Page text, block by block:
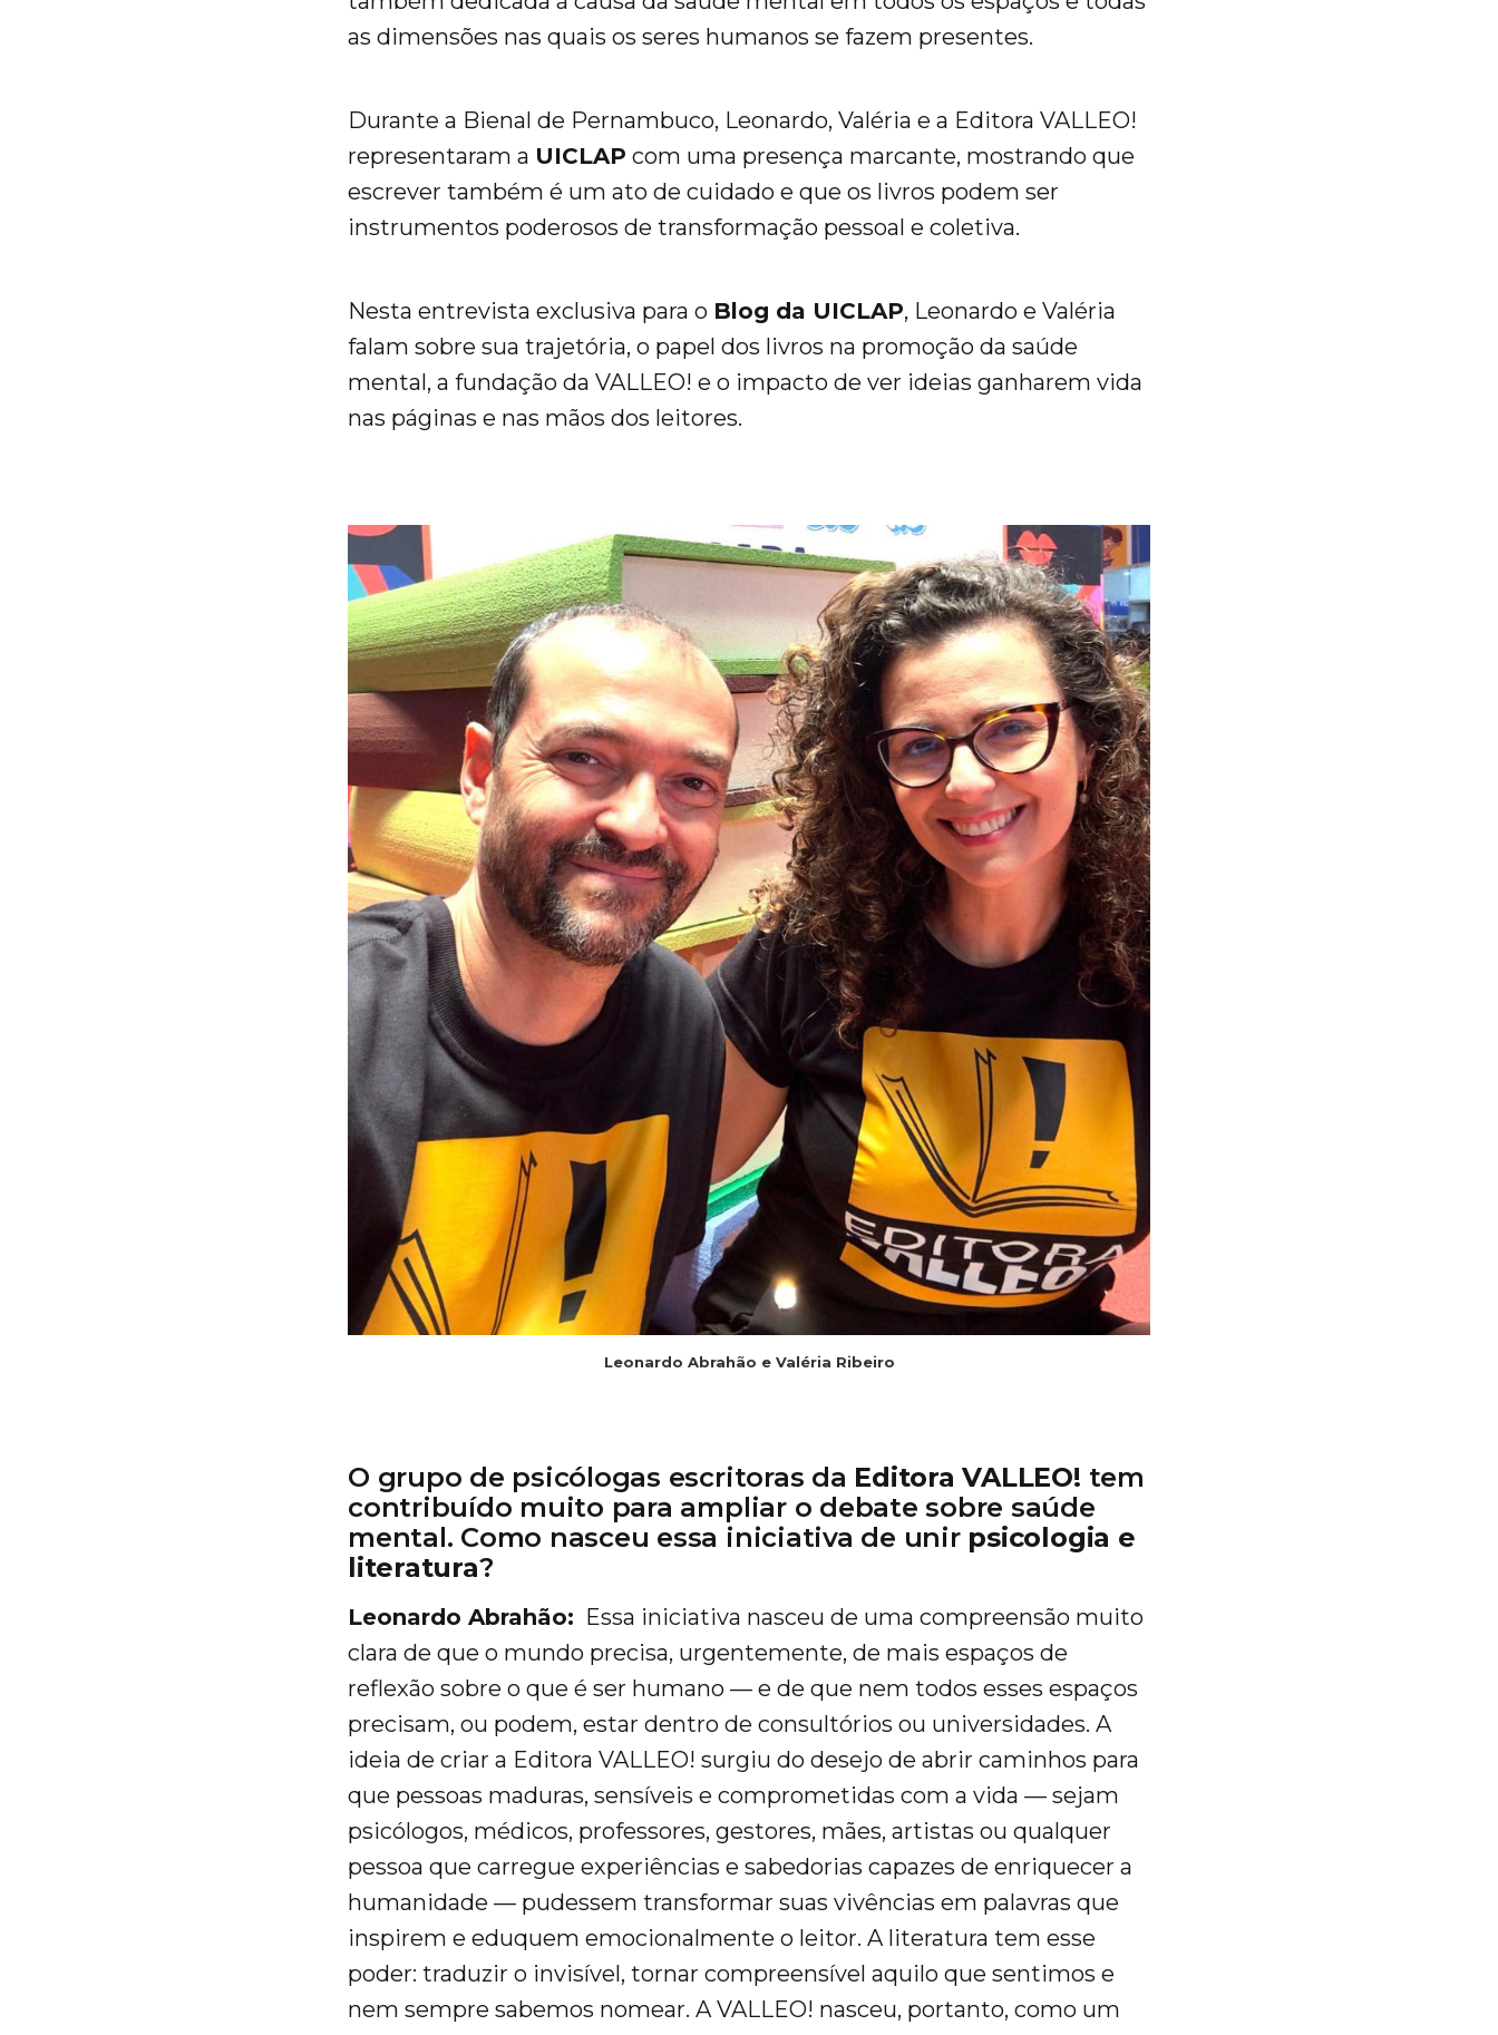
as dimensões nas quais os seres humanos se fazem presentes.
Durante a Bienal de Pernambuco, Leonardo, Valéria e a Editora VALLEO!
representaram a UICLAP com uma presença marcante, mostrando que
escrever também é um ato de cuidado e que os livros podem ser
instrumentos poderosos de transformação pessoal e coletiva.
Nesta entrevista exclusiva para o Blog da UICLAP, Leonardo e Valéria
falam sobre sua trajetória, o papel dos livros na promoção da saúde
mental, a fundação da VALLEO! e o impacto de ver ideias ganharem vida
nas páginas e nas mãos dos leitores.
Leonardo Abrahão e Valéria Ribeiro
O grupo de psicólogas escritoras da Editora VALLEO! tem
contribuído muito para ampliar o debate sobre saúde
mental. Como nasceu essa iniciativa de unir psicologia e
literatura?
Leonardo Abrahão: Essa iniciativa nasceu de uma compreensão muito
clara de que o mundo precisa, urgentemente, de mais espaços de
reflexão sobre o que é ser humano — e de que nem todos esses espaços
precisam, ou podem, estar dentro de consultórios ou universidades. A
ideia de criar a Editora VALLEO! surgiu do desejo de abrir caminhos para
que pessoas maduras, sensíveis e comprometidas com a vida — sejam
psicólogos, médicos, professores, gestores, mães, artistas ou qualquer
pessoa que carregue experiências e sabedorias capazes de enriquecer a
humanidade — pudessem transformar suas vivências em palavras que
inspirem e eduquem emocionalmente o leitor. A literatura tem esse
poder: traduzir o invisível, tornar compreensível aquilo que sentimos e
nem sempre sabemos nomear. A VALLEO! nasceu, portanto, como um